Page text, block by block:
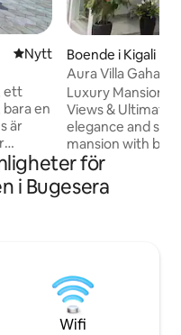
Nytt ställe att bo på
Nytt
ett
en
är
och
en
säkert
en
Boende i Kigali
Aura Villa
Luxury Mansion
Views & Ultimate
elegance and
mansion with
Perfect for those
and peace of
*Free Wi-Fi *Air
note:**The
either as the
individual room*
för
i Bugesera
Wifi